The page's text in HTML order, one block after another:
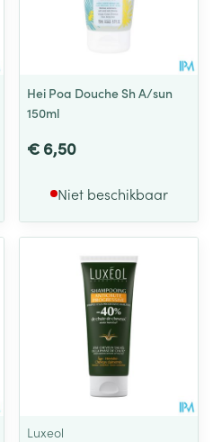
Hei Poa Douche Sh A/sun
150ml
€ 6,50
Niet beschikbaar
Luxeol